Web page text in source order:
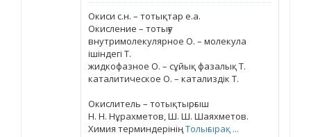
Окиси с.н. – тотықтар е.а.
Окисление – тотығу
внутримолекулярное О. – молекула
ішіндегі Т.
жидкофазное О. – сұйық фазалық Т.
каталитическое О. – катализдік Т.
Окислитель – тотықтырғыш
Н. Н. Нұрахметов, Ш. Ш. Шаяхметов.
Химия терминдерініңТолығырақ ...